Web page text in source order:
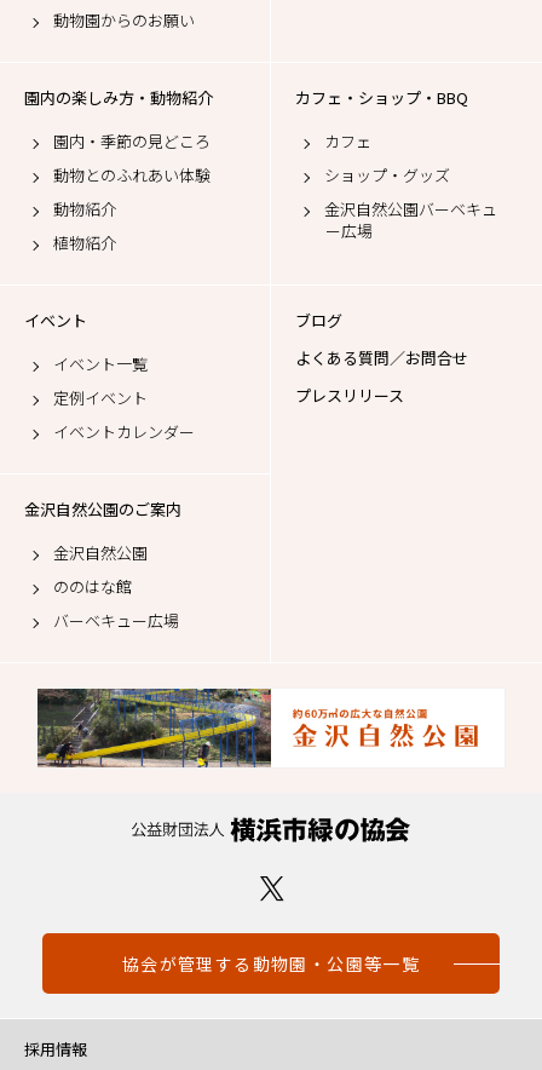
動物園からのお願い
園内の楽しみ方・動物紹介
園内・季節の見どころ
動物とのふれあい体験
動物紹介
植物紹介
カフェ・ショップ・BBQ
カフェ
ショップ・グッズ
金沢自然公園バーベキュ
ー広場
イベント
イベント一覧
定例イベント
イベントカレンダー
ブログ
よくある質問／お問合せ
プレスリリース
金沢自然公園のご案内
金沢自然公園
ののはな館
バーベキュー広場
協会が管理する動物園・公園等一覧
採用情報